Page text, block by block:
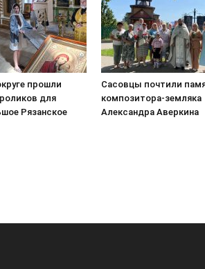
прошли
для
Рязанское
Сасовцы почтили
композитора-земляка
Александра Аверкина